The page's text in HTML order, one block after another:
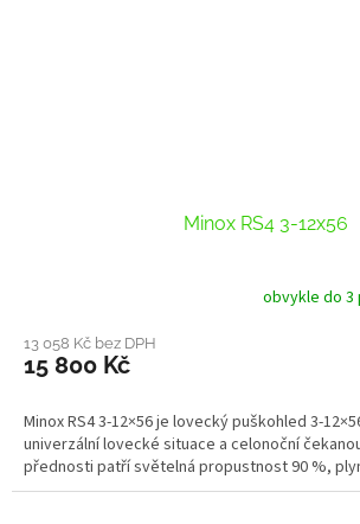
Minox RS4 3-12x56
obvykle do 3
13 058 Kč bez DPH
15 800 Kč
Minox RS4 3-12×56 je lovecký puškohled 3-
univerzální lovecké situace a celonoční
přednosti patří světelná propustnost 90 %,